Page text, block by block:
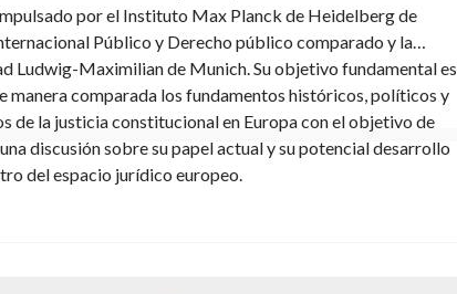
por el Instituto Max Planck de Heidelberg de
Público y Derecho público comparado y la
Ludwig-Maximilian de Munich. Su objetivo fundamental es
manera comparada los fundamentos históricos, políticos y
de la justicia constitucional en Europa con el objetivo de
discusión sobre su papel actual y su potencial desarrollo
del espacio jurídico europeo.